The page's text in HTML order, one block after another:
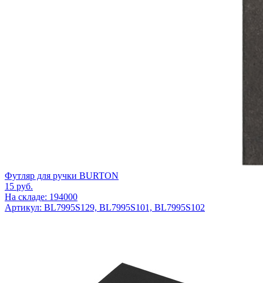
Футляр для ручки BURTON
15 руб.
На складе: 194000
Артикул: BL7995S129, BL7995S101, BL7995S102